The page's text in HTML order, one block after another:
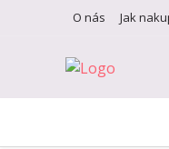
O nás Jak